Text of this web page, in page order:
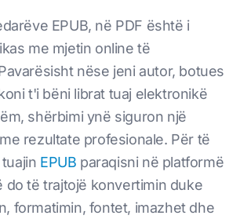
EPUB, në PDF është i
me mjetin online të
nëse jeni autor, botues
t'i bëni librat tuaj elektronikë
shërbimi ynë siguron një
rezultate profesionale. Për të
EPUB paraqisni në platformë
do të trajtojë konvertimin duke
formatimin, fontet, imazhet dhe